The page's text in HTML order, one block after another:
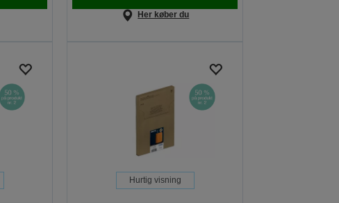
Her køber du
Hurtig visning